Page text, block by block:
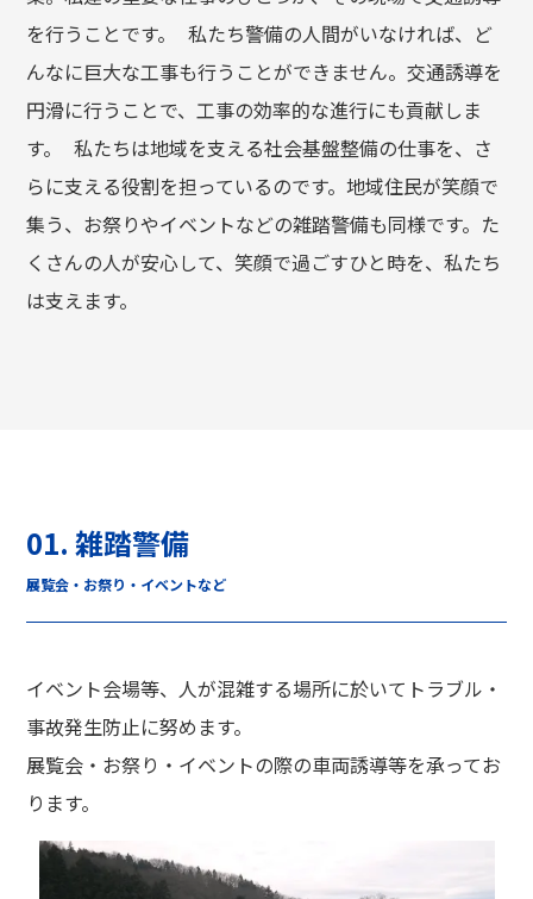
を行うことです。 私たち警備の人間がいなければ、ど
んなに巨大な工事も行うことができません。交通誘導を
円滑に行うことで、工事の効率的な進行にも貢献しま
す。 私たちは地域を支える社会基盤整備の仕事を、さ
らに支える役割を担っているのです。地域住民が笑顔で
集う、お祭りやイベントなどの雑踏警備も同様です。た
くさんの人が安心して、笑顔で過ごすひと時を、私たち
は支えます。
01. 雑踏警備
展覧会・お祭り・イベントなど
イベント会場等、人が混雑する場所に於いてトラブル・
事故発生防止に努めます。
展覧会・お祭り・イベントの際の車両誘導等を承ってお
ります。